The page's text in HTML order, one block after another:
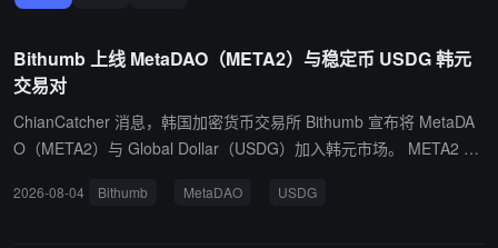
Bithumb 上线 MetaDAO（META2）与稳定币 USDG 韩元
交易对
ChianCatcher 消息，韩国加密货币交易所 Bithumb 宣布将 MetaDA
O（META2）与 Global Dollar（USDG）加入韩元市场。 META2 支
后 2 小时内开启，交易均预计于 2026 年 8 月 4 日 16 时开始。交易
2026-08-04 Bithumb MetaDAO USDG